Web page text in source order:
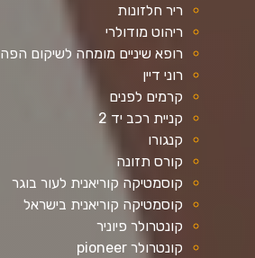
ריר חלזונות
ריהוט מודולרי
רופא שיניים מומחה לשיקום הפה
רוני דיין
קרמים לפנים
קניית רכב יד 2
קנגורו
קורס תזונה
קוסמטיקה קוריאנית לעור בוגר
קוסמטיקה קוריאנית בישראל
קונטרולר פיוניר
קונטרולר pioneer